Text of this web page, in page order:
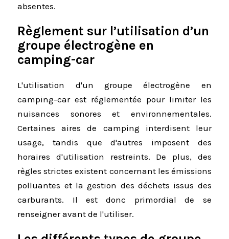
absentes.
Règlement sur l’utilisation d’un
groupe électrogène en
camping-car
L'utilisation d'un groupe électrogène en
camping-car est réglementée pour limiter les
nuisances sonores et environnementales.
Certaines aires de camping interdisent leur
usage, tandis que d'autres imposent des
horaires d'utilisation restreints. De plus, des
règles strictes existent concernant les émissions
polluantes et la gestion des déchets issus des
carburants. Il est donc primordial de se
renseigner avant de l'utiliser.